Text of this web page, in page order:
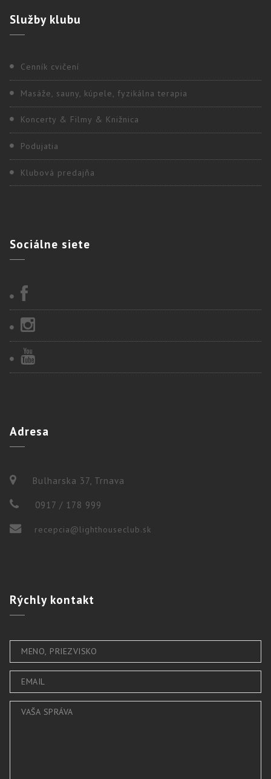
Službyklubu
Cenník cvičení
Masáže, sauny, kúpele, fyzikálna terapia
Koncerty & Filmy & Knižnica
Podujatia
Klubová predajňa
Sociálne siete
Adresa
Bulharska 37, Trnava
0917 / 178 999
recepcia@lighthouseclub.sk
Rýchlykontakt